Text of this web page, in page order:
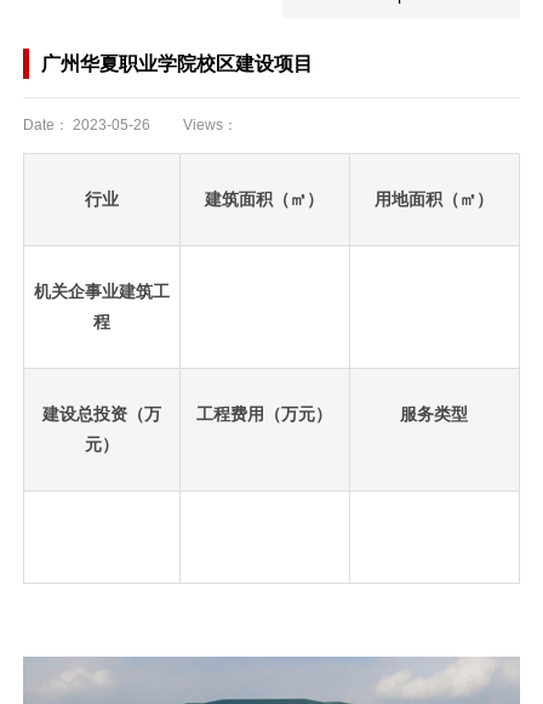
广州华夏职业学院校区建设项目
Date： 2023-05-26 Views：
行业 建筑面积（㎡） 用地面积（㎡）
机关企事业建筑工
程
建设总投资（万
元）
工程费用（万元） 服务类型